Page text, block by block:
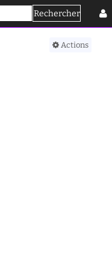
Rechercher
Se connecter
Actions